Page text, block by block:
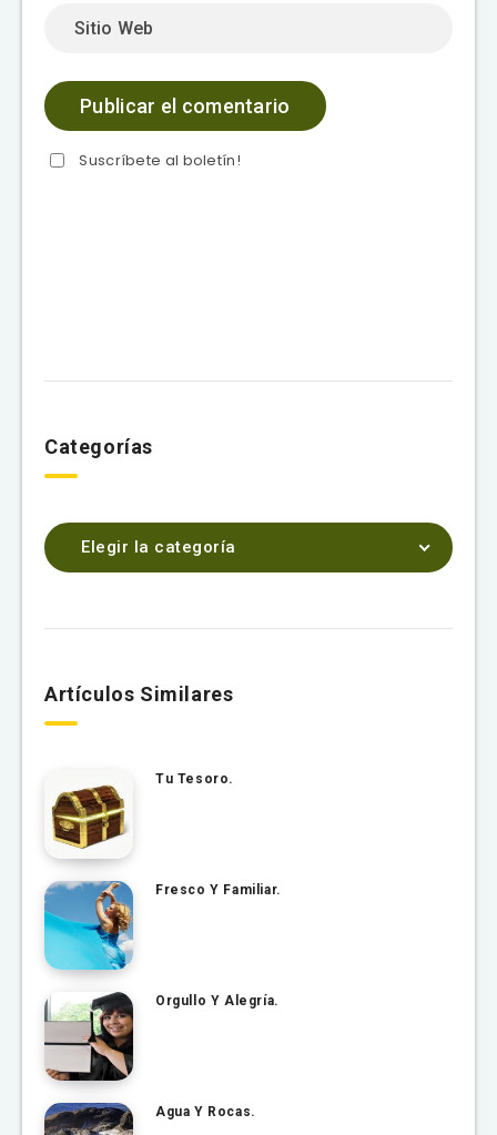
Suscríbete al boletín!
Categorías
Elegir la categoría
Artículos Similares
Tu Tesoro.
Fresco Y Familiar.
Orgullo Y Alegría.
Agua Y Rocas.